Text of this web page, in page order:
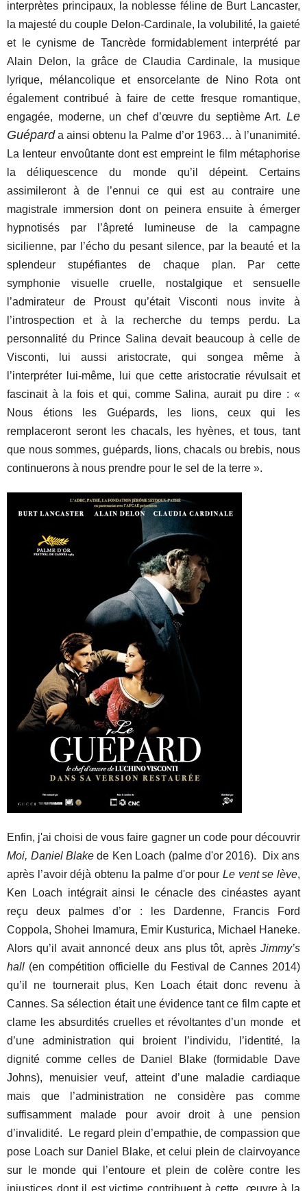
interprètes principaux, la noblesse féline de Burt Lancaster,
la majesté du couple Delon-Cardinale, la volubilité, la gaieté
et le cynisme de Tancrède formidablement interprété par
Alain Delon, la grâce de Claudia Cardinale, la musique
lyrique, mélancolique et ensorcelante de Nino Rota ont
également contribué à faire de cette fresque romantique,
engagée, moderne, un chef d’œuvre du septième Art. Le
Guéparda ainsi obtenu la Palme d’or 1963… à l’unanimité.
La lenteur envoûtante dont est empreint le film métaphorise
la déliquescence du monde qu’il dépeint. Certains
assimileront à de l’ennui ce qui est au contraire une
magistrale immersion dont on peinera ensuite à émerger
hypnotisés par l’âpreté lumineuse de la campagne
sicilienne, par l’écho du pesant silence, par la beauté et la
splendeur stupéfiantes de chaque plan. Par cette
symphonie visuelle cruelle, nostalgique et sensuelle
l’admirateur de Proust qu’était Visconti nous invite à
l’introspection et à la recherche du temps perdu. La
personnalité du Prince Salina devait beaucoup à celle de
Visconti, lui aussi aristocrate, qui songea même à
l’interpréter lui-même, lui que cette aristocratie révulsait et
fascinait à la fois et qui, comme Salina, aurait pu dire : «
Nous étions les Guépards, les lions, ceux qui les
remplaceront seront les chacals, les hyènes, et tous, tant
que nous sommes, guépards, lions, chacals ou brebis, nous
continuerons à nous prendre pour le sel de la terre ».
Enfin, j'ai choisi de vous faire gagner un code pour découvrir
Moi, Daniel Blakede Ken Loach (palme d'or 2016). Dix ans
après l’avoir déjà obtenu la palme d'or pourLe vent se lève,
Ken Loach intégrait ainsi le cénacle des cinéastes ayant
reçu deux palmes d’or : les Dardenne, Francis Ford
Coppola, Shohei Imamura, Emir Kusturica, Michael Haneke.
Alors qu’il avait annoncé deux ans plus tôt, après Jimmy’s
hall (en compétition officielle du Festival de Cannes 2014)
qu’il ne tournerait plus, Ken Loach était donc revenu à
Cannes. Sa sélection était une évidence tant ce film capte et
clame les absurdités cruelles et révoltantes d’un monde et
d’une administration qui broient l’individu, l’identité, la
dignité comme celles de Daniel Blake (formidable Dave
Johns), menuisier veuf, atteint d’une maladie cardiaque
mais que l’administration ne considère pas comme
suffisamment malade pour avoir droit à une pension
d’invalidité. Le regard plein d’empathie, de compassion que
pose Loach sur Daniel Blake, et celui plein de clairvoyance
sur le monde qui l’entoure et plein de colère contre les